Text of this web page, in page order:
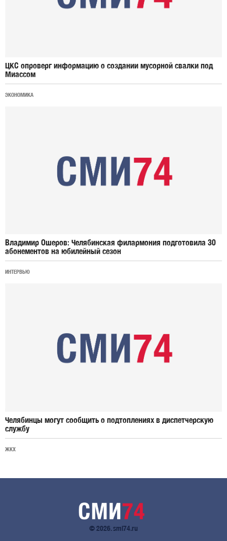
ЦКС опроверг информацию о создании мусорной свалки под
Миассом
ЭКОНОМИКА
Владимир Ошеров: Челябинская филармония подготовила 30
абонементов на юбилейный сезон
ИНТЕРВЬЮ
Челябинцы могут сообщить о подтоплениях в диспетчерскую
службу
ЖКХ
© 2026. smi74.ru